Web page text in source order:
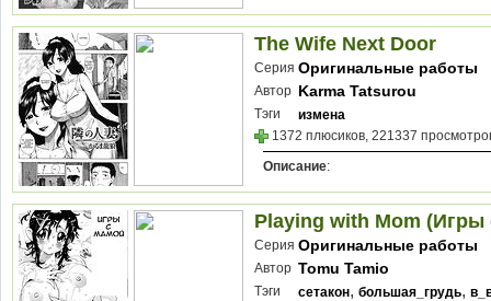
The Wife Next Door
Серия Оригинальные работы
Автор Karma Tatsurou
Тэги
измена
1372 плюсиков, 221337
Описание:
Playing with Mom (Игры
Серия Оригинальные работы
Автор Tomu Tamio
Тэги сетакон, большая_грудь,